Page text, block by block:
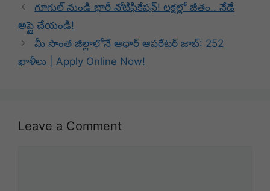
గూగుల్ నుండి భారీ నోటిఫికేషన్! లక్షల్లో జీతం.. నేడే
అప్లై చేయండి!
మీ సొంత జిల్లాలోనే ఆధార్ ఆపరేటర్ జాబ్: 252
ఖాళీలు | Apply Online Now!
Leave a Comment